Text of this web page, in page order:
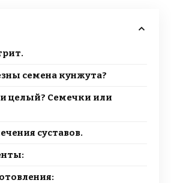
семена кунжута?
целый? Семечки или
суставов.